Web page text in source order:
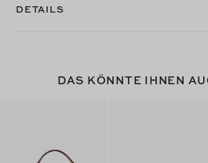
DETAILS
DAS KÖNNTE IHNEN